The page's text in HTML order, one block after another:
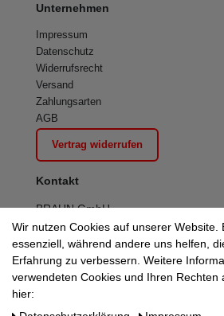
Unternehmen
Impressum
Datenschutz
Widerrufsrecht
Versand
Zahlungsarten
AGB
Vertrag widerrufen
Kontakt
BRAUN GmbH
Kuhnbergstraße 27
D-73037 Göppingen
Telefon:
+49 (0) 7161 95 13 700
Fax:
+49 (0) 7161 95 13 709
Wir nutzen Cookies auf unserer Website.
essenziell, während andere uns helfen,
Erfahrung zu verbessern. Weitere
verwendeten Cookies und Ihren Rechten
hier: